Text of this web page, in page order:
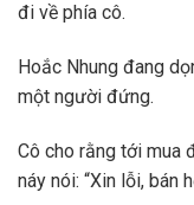
đi về phía cô.
Hoắc Nhung đang
một người đứng.
Cô cho rằng tới mua
náy nói: “Xin lỗi, bán